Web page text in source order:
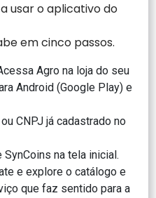
usar o aplicativo do
em cinco passos.
Agro na loja do seu
Android (Google Play) e
CNPJ já cadastrado no
na tela inicial.
e explore o catálogo e
que faz sentido para a